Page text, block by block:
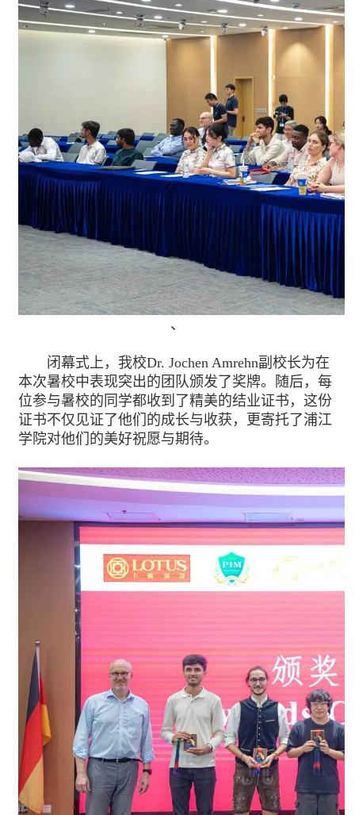
、
闭幕式上，我校Dr. Jochen Amrehn副校长为在
本次暑校中表现突出的团队颁发了奖牌。随后，每
位参与暑校的同学都收到了精美的结业证书，这份
证书不仅见证了他们的成长与收获，更寄托了浦江
学院对他们的美好祝愿与期待。